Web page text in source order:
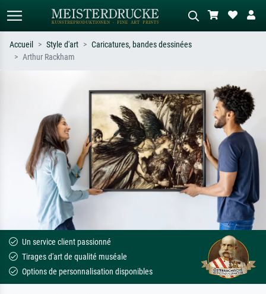
impressionnisme, vague de Hokusai,
nu.
Décrivez la scène – ex. prairie verte,
abstrait avec beaucoup de rouge,
tableau sombre, nu debout près d'un
arbre.
Accueil Style d'art
Caricatures, bandes dessinées
Arthur Rackham
Un service client passionné
Tirages d'art de qualité muséale
Options de personnalisation disponibles